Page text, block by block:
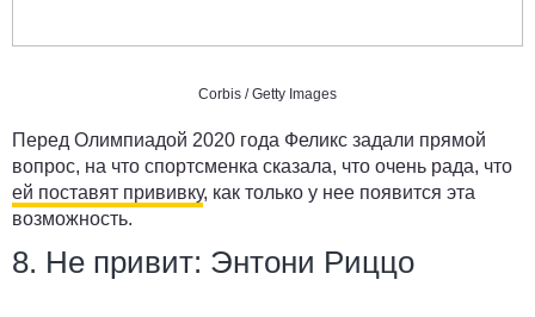
Corbis / Getty Images
Перед Олимпиадой 2020 года Феликс задали прямой
вопрос, на что спортсменка сказала, что очень рада, что
ей поставят прививку, как только у нее появится эта
возможность.
8. Не привит: Энтони Риццо